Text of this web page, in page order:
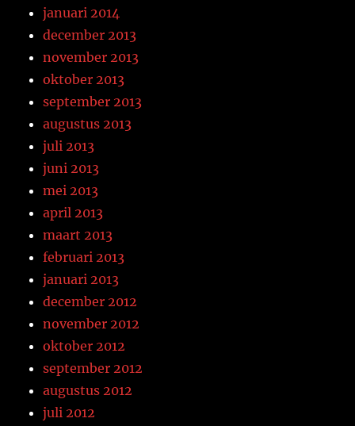
januari 2014
december 2013
november 2013
oktober 2013
september 2013
augustus 2013
juli 2013
juni 2013
mei 2013
april 2013
maart 2013
februari 2013
januari 2013
december 2012
november 2012
oktober 2012
september 2012
augustus 2012
juli 2012